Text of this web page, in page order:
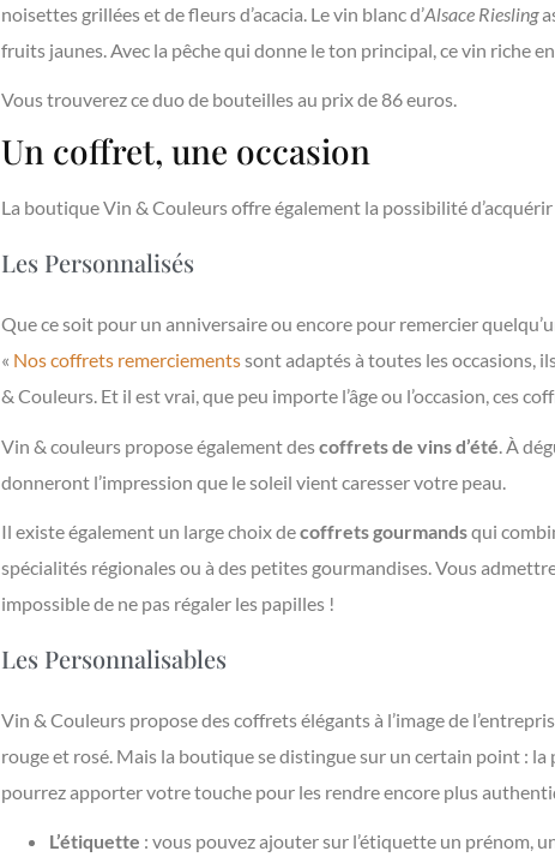
noisettes grillées et de fleurs d’acacia. Le vin blanc d’Alsace Riesling
fruits jaunes. Avec la pêche qui donne le ton principal, ce vin riche
Vous trouverez ce duo de bouteilles au prix de 86 euros.
Un coffret, une occasion
La boutique Vin & Couleurs offre également la possibilité
Les Personnalisés
Que ce soit pour un anniversaire ou encore pour remercier
« Nos coffrets remerciementssont adaptés à toutes les occasions,
& Couleurs. Et il est vrai, que peu importe l’âge ou l’occasion, ces
Vin & couleurs propose également descoffrets de vins d’été . À
donneront l’impression que le soleil vient caresser votre peau.
Il existe également un large choix decoffrets gourmandsqui
spécialités régionales ou à des petites gourmandises. Vous
impossible de ne pas régaler les papilles !
Les Personnalisables
Vin & Couleurs propose des coffrets élégants à l’image de
rouge et rosé. Mais la boutique se distingue sur un certain point : la
pourrez apporter votre touche pour les rendre encore plus
L’étiquette : vous pouvez ajouter sur l’étiquette un prénom,